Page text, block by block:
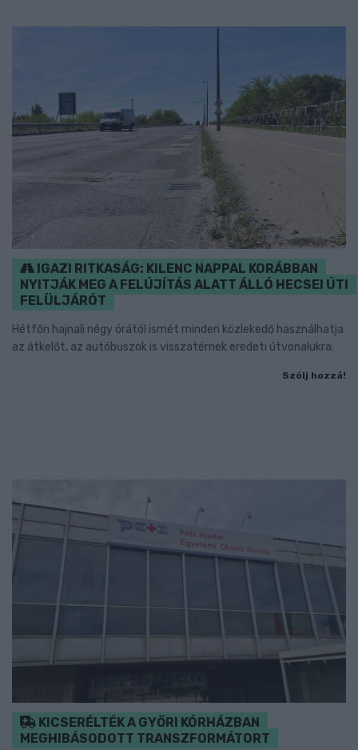
IGAZI RITKASÁG: KILENC NAPPAL KORÁBBAN
NYITJÁK MEG A FELÚJÍTÁS ALATT ÁLLÓ HECSEI ÚTI
FELÜLJÁRÓT
Hétfőn hajnali négy órától ismét minden közlekedő használhatja
az átkelőt, az autóbuszok is visszatérnek eredeti útvonalukra.
Szólj hozzá!
KICSERÉLTÉK A GYŐRI KÓRHÁZBAN
MEGHIBÁSODOTT TRANSZFORMÁTORT